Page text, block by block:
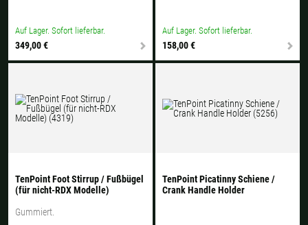
Auf Lager. Sofort lieferbar.
349,00 €
Auf Lager. Sofort lieferbar.
158,00 €
TenPoint Foot Stirrup / Fußbügel
(für nicht-RDX Modelle)
Gummiert.
TenPoint Picatinny Schiene /
Crank Handle Holder